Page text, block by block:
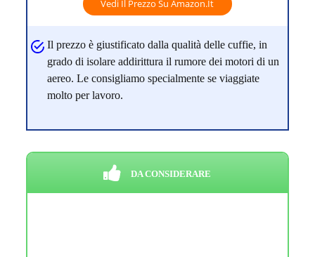
Vedi Il Prezzo Su Amazon.it
Il prezzo è giustificato dalla qualità delle cuffie, in
grado di isolare addirittura il rumore dei motori di un
aereo. Le consigliamo specialmente se viaggiate
molto per lavoro.
DA CONSIDERARE